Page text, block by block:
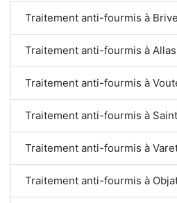
Traitement anti-fourmis à
Traitement anti-fourmis à
Traitement anti-fourmis à
Traitement anti-fourmis à
Traitement anti-fourmis à
Traitement anti-fourmis à